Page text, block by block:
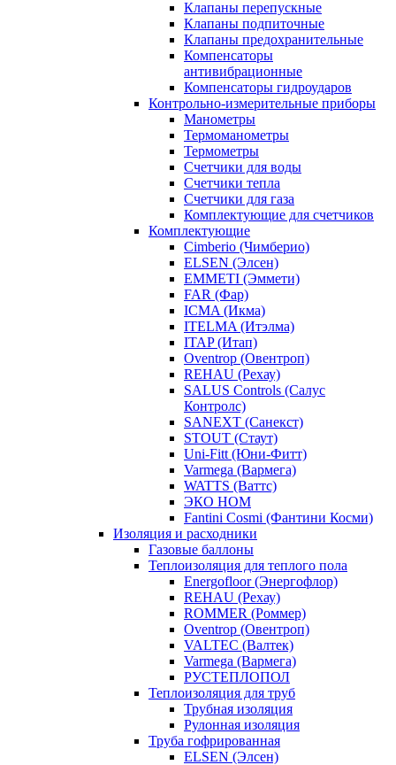
Клапаны перепускные
Клапаны подпиточные
Клапаны предохранительные
Компенсаторы
антивибрационные
Компенсаторы гидроударов
Контрольно-измерительные приборы
Манометры
Термоманометры
Термометры
Счетчики для воды
Счетчики тепла
Счетчики для газа
Комплектующие для счетчиков
Комплектующие
Cimberio (Чимберио)
ELSEN (Элсен)
EMMETI (Эммети)
FAR (Фар)
ICMA (Икма)
ITELMA (Итэлма)
ITAP (Итап)
Oventrop (Овентроп)
REHAU (Рехау)
SALUS Controls (Салус
Контролс)
SANEXT (Санекст)
STOUT (Стаут)
Uni-Fitt (Юни-Фитт)
Varmega (Вармега)
WATTS (Ваттс)
ЭКО НОМ
Fantini Cosmi (Фантини Косми)
Изоляция и расходники
Газовые баллоны
Теплоизоляция для теплого пола
Energofloor (Энергофлор)
REHAU (Рехау)
ROMMER (Роммер)
Oventrop (Овентроп)
VALTEC (Валтек)
Varmega (Вармега)
РУСТЕПЛОПОЛ
Теплоизоляция для труб
Трубная изоляция
Рулонная изоляция
Труба гофрированная
ELSEN (Элсен)